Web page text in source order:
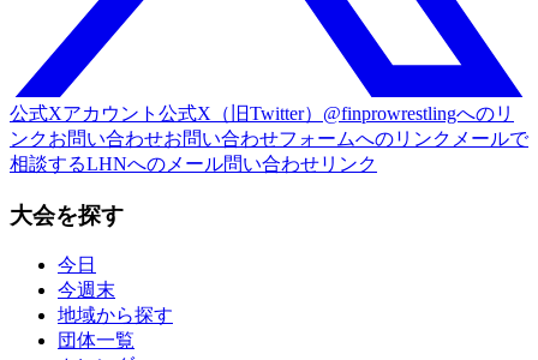
公式Xアカウント 公式X（旧Twitter）@finprowrestlingへのリ
ンクお問い合わせお問い合わせフォームへのリンク メールで
相談するLHNへのメール問い合わせリンク
大会を探す
今日
今週末
地域から探す
団体一覧